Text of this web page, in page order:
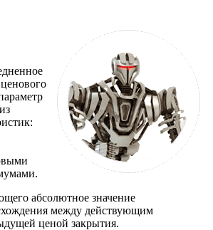
абсолютное значение
между действующим
ценой закрытия.